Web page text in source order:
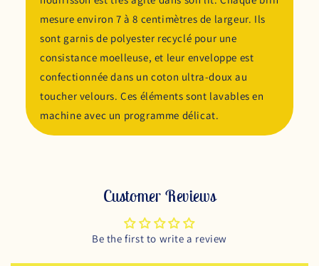
mesure environ 7 à 8 centimètres de largeur. Ils
sont garnis de polyester recyclé pour une
consistance moelleuse, et leur enveloppe est
confectionnée dans un coton ultra-doux au
toucher velours. Ces éléments sont lavables en
machine avec un programme délicat.
Customer Reviews
Be the first to write a review